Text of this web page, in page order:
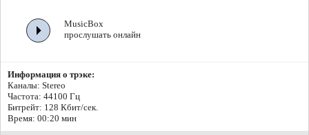
MusicBox
прослушать онлайн
Информация о трэке:
Каналы: Stereo
Частота: 44100 Гц
Битрейт: 128 Кбит/сек.
Время: 00:20 мин